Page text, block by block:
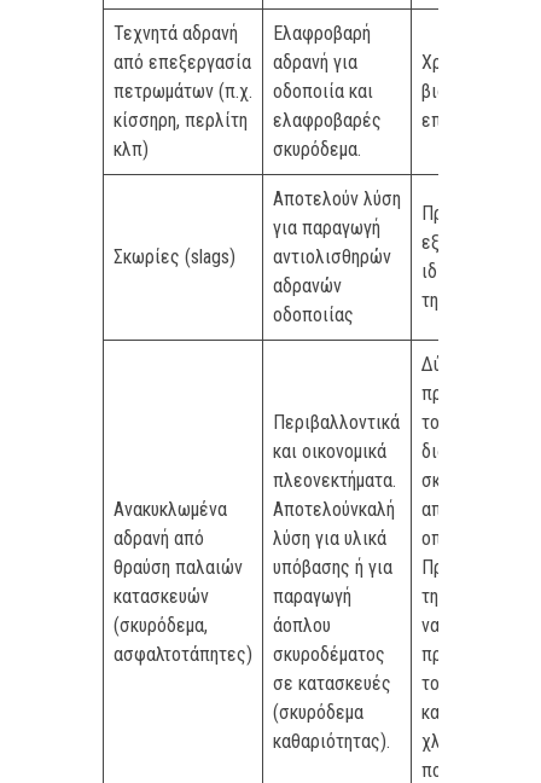
Τεχνητά αδρανή
από επεξεργασία
πετρωμάτων (π.χ.
κίσσηρη, περλίτη
κλπ)
Ελαφροβαρή
αδρανή για
οδοποιία και
ελαφροβαρές
σκυρόδεμα.
Χρειάζονται
βιομηχανική
επεξεργασία
Σκωρίες (slags)
Αποτελούν λύση
για παραγωγή
αντιολισθηρών
αδρανών
οδοποιίας
Πρέπει να
εξετάζονται οι
ιδιότητες πριν
την χρήση τους
Ανακυκλωμένα
αδρανή από
θραύση παλαιών
κατασκευών
(σκυρόδεμα,
ασφαλτοτάπητες)
Περιβαλλοντικά
και οικονομικά
πλεονεκτήματα.
Αποτελούνκαλή
λύση για υλικά
υπόβασης ή για
παραγωγή
άοπλου
σκυροδέματος
σε κατασκευές
(σκυρόδεμα
καθαριότητας).
Δύσκολη η
προδιαλογή
τους (π.χ.
διαχωρισμός
σκυροδέματος
από χάλυβα
οπλισμού).
Πρέπει πριν
την χρήση τους
να
το % SO3
και το %
χλωριόντων
που πιθανών